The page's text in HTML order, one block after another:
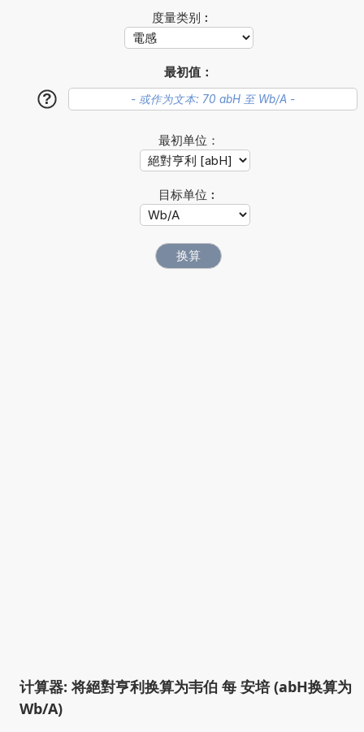
度量类别︰
最初值：
?
最初单位：
目标单位︰
计算器: 将絕對亨利换算为韦伯 每 安培 (abH换算为
Wb/A)